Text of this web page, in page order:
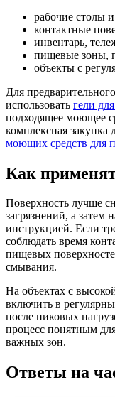
рабочие столы
контактные
инвентарь,
пищевые зоны,
объекты с
Для
использовать гели
подходящее моющее
комплексная закупка
моющих средств для
Как
Поверхность лучше
загрязнений, а затем
инструкцией. Если
соблюдать время
пищевых
смывания.
На объектах с
включить в
после пиковых
процесс понятным
важных зон.
Ответы на